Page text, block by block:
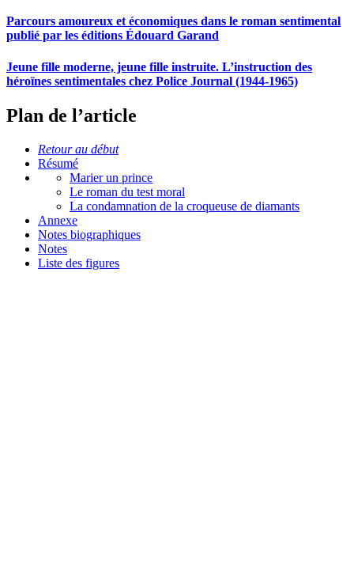
Parcours amoureux et économiques dans le roman sentimental
publié par les éditions Édouard Garand
Jeune fille moderne, jeune fille instruite. L’instruction des
héroïnes sentimentales chez Police Journal (1944-1965)
Plan de l’article
Retour au début
Résumé
Marier un prince
Le roman du test moral
La condamnation de la croqueuse de diamants
Annexe
Notes biographiques
Notes
Liste des figures